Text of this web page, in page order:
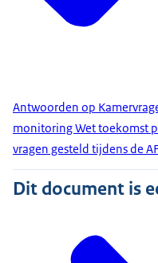
Antwoorden op
monitoring Wet toekomst
vragen gesteld tijdens de
Dit document is